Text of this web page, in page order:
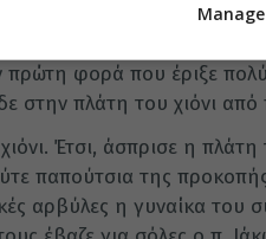
ήτανε ο οικονόμος και ο
τα γίδια της Μονής.
πρώτη φορά που έριξε
στην πλάτη του χιόνι
Έτσι, άσπρισε η πλάτη
παπούτσια της προκοπής
αρβύλες η γυναίκα